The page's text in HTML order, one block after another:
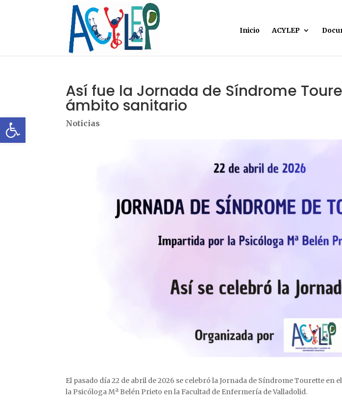
Abrir barra de herramientas
Inicio ACYLEP
Así fue la Jornada de Síndrome
ámbito sanitario
Noticias
El pasado día 22 de abril de 2026 se celebró la Jornada de Síndrome Tourette
la Psicóloga Mª Belén Prieto en la Facultad de Enfermería de Valladolid.